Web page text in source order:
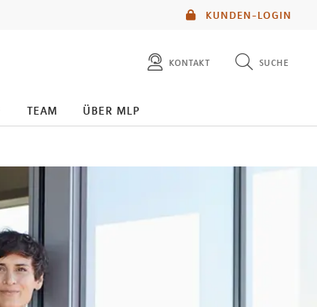
KUNDEN-LOGIN
kontakt suche
diese website durchsuchen
team über mlp